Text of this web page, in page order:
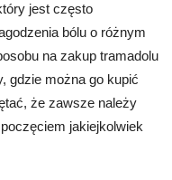
jest często
bólu o różnym
na zakup tramadolu
gdzie można go kupić
że zawsze należy
jakiejkolwiek